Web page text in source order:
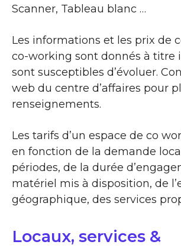
Scanner, Tableau blanc …
Les informations et les prix de
co-working sont donnés à titre
sont susceptibles d’évoluer.
web du centre d’affaires pour
renseignements.
Les tarifs d’un espace de co
en fonction de la demande
périodes, de la durée
matériel mis à disposition, de
géographique, des services
Locaux, services &